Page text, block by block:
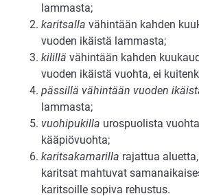
lammasta;
karitsalla vähintään kahden
vuoden ikäistä lammasta;
kilillä vähintään kahden
vuoden ikäistä vuohta, ei
pässillä vähintään vuoden
lammasta;
vuohipukilla urospuolista
kääpiövuohta;
karitsakamarilla rajattua
karitsat mahtuvat
karitsoille sopiva rehustus.